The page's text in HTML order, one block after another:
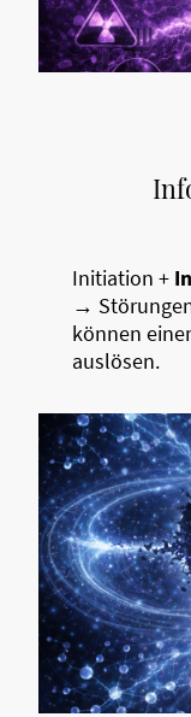
Initiation +
→
können
auslösen.